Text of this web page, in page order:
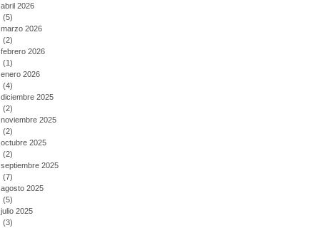
abril 2026
(5)
marzo 2026
(2)
febrero 2026
(1)
enero 2026
(4)
diciembre 2025
(2)
noviembre 2025
(2)
octubre 2025
(2)
septiembre 2025
(7)
agosto 2025
(5)
julio 2025
(3)